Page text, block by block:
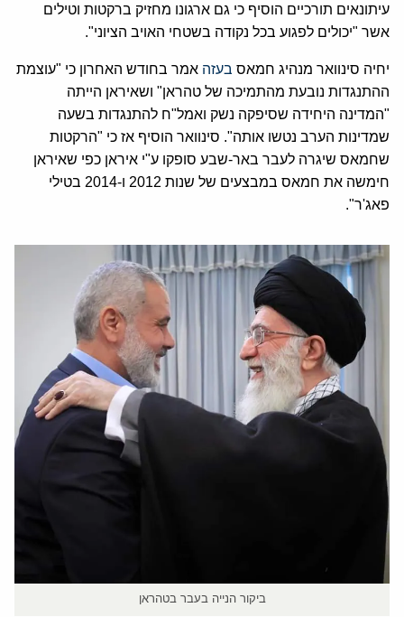
עיתונאים תורכיים הוסיף כי גם ארגונו מחזיק ברקטות וטילים
אשר "יכולים לפגוע בכל נקודה בשטחי האויב הציוני".
יחיה סינוואר מנהיג חמאס בעזה אמר בחודש האחרון כי "עוצמת
ההתנגדות נובעת מהתמיכה של טהראן" ושאיראן הייתה
"המדינה היחידה שסיפקה נשק ואמל"ח להתנגדות בשעה
שמדינות הערב נטשו אותה". סינוואר הוסיף אז כי "הרקטות
שחמאס שיגרה לעבר באר-שבע סופקו ע"י איראן כפי שאיראן
חימשה את חמאס במבצעים של שנות 2012 ו-2014 בטילי
פאג'ר".
ביקור הנייה בעבר בטהראן